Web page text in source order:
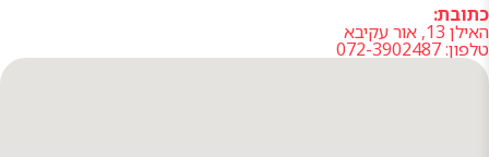
08:00-17:00
יום ו' 08:00-
13:00
כתובת:
האילן 13, אור עקיבא
טלפון: 072-3902487